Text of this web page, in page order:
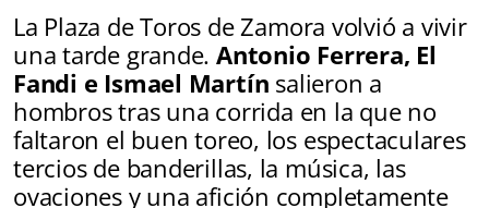
La Plaza de Toros de Zamora volvió a vivir
una tarde grande.Antonio Ferrera, El
Fandi e Ismael Martín salieron a
hombros tras una corrida en la que no
faltaron el buen toreo, los espectaculares
tercios de banderillas, la música, las
ovaciones y una afición completamente